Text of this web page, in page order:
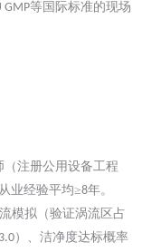
GMP等国际标准的现场
注册公用设备工程
业经验平均≥8年。
模拟（验证涡流区占
3.0）、洁净度达标概率